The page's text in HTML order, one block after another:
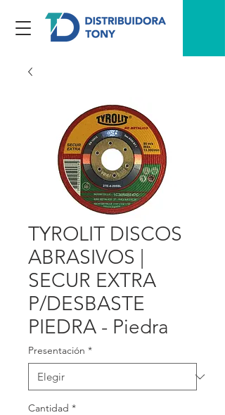
TYROLIT DISCOS
ABRASIVOS |
SECUR EXTRA
P/DESBASTE
PIEDRA - Piedra
Presentación *
Cantidad *